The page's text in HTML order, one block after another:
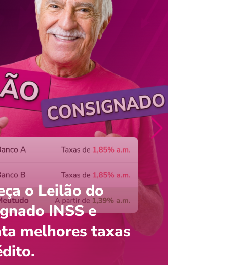
saldo do FGTS pelo
com o celular?
Jordão
o Leilão do
INSS e
melhores taxas